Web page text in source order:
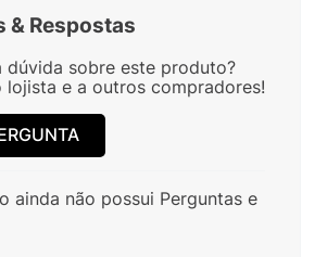
& Respostas
dúvida sobre este produto?
lojista e a outros compradores!
ainda não possui Perguntas e